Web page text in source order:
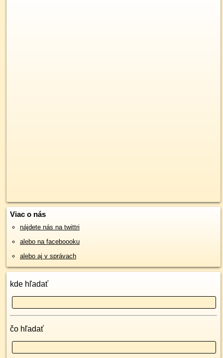
Viac o nás
nájdete nás na twittri
alebo na faceboooku
alebo aj v správach
kde hľadať
čo hľadať